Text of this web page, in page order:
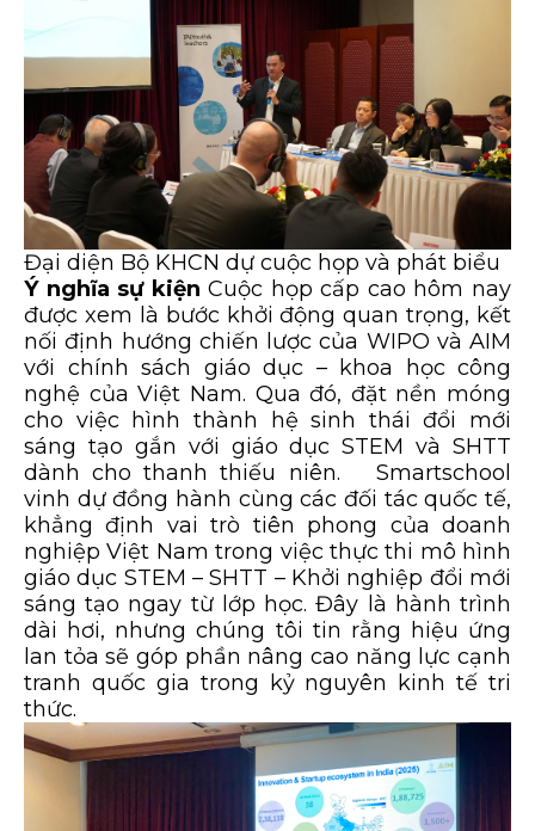
Đại diện Bộ KHCN dự cuộc họp và phát biểu
Ý nghĩa sự kiện Cuộc họp cấp cao hôm nay
được xem là bước khởi động quan trọng, kết
nối định hướng chiến lược của WIPO và AIM
với chính sách giáo dục – khoa học công
nghệ của Việt Nam. Qua đó, đặt nền móng
cho việc hình thành hệ sinh thái đổi mới
sáng tạo gắn với giáo dục STEM và SHTT
dành cho thanh thiếu niên. Smartschool
vinh dự đồng hành cùng các đối tác quốc tế,
khẳng định vai trò tiên phong của doanh
nghiệp Việt Nam trong việc thực thi mô hình
giáo dục STEM – SHTT – Khởi nghiệp đổi mới
sáng tạo ngay từ lớp học. Đây là hành trình
dài hơi, nhưng chúng tôi tin rằng hiệu ứng
lan tỏa sẽ góp phần nâng cao năng lực cạnh
tranh quốc gia trong kỷ nguyên kinh tế tri
thức.